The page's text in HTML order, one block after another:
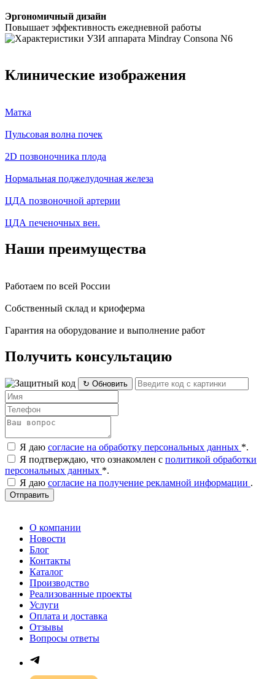
Эргономичный дизайн
Повышает эффективность ежедневной работы
Клинические изображения
Матка
Пульсовая волна почек
2D позвоночника плода
Нормальная поджелудочная железа
ЦДА позвоночной артерии
ЦДА печеночных вен.
Наши преимущества
Работаем по всей России
Собственный склад и криоферма
Гарантия на оборудование и выполнение работ
Получить консультацию
↻ Обновить
Я даю согласие на обработку персональных данных *.
Я подтверждаю, что ознакомлен с политикой обработки
персональных данных *.
Я даю согласие на получение рекламной информации .
Отправить
О компании
Новости
Блог
Контакты
Каталог
Производство
Реализованные проекты
Услуги
Оплата и доставка
Отзывы
Вопросы ответы